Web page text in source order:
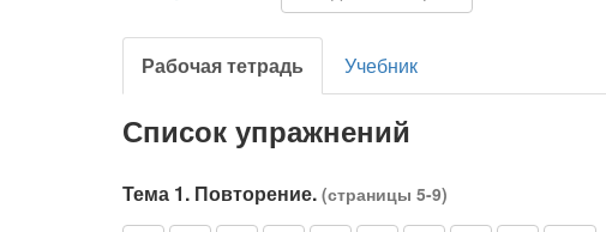
Рабочая тетрадь Учебник
Список упражнений
Тема 1. Повторение. (страницы 5-9)